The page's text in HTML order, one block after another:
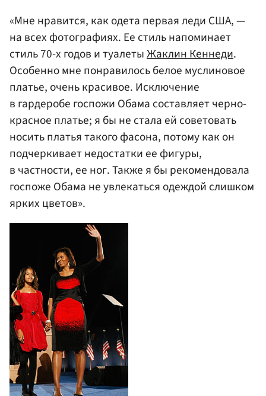
«Мне нравится, как одета первая леди США, —
на всех фотографиях. Ее стиль напоминает
стиль 70-х годов и туалетыЖаклин Кеннеди.
Особенно мне понравилось белое муслиновое
платье, очень красивое. Исключение
в гардеробе госпожи Обама составляет черно-
красное платье; я бы не стала ей советовать
носить платья такого фасона, потому как он
подчеркивает недостатки ее фигуры,
в частности, ее ног. Также я бы рекомендовала
госпоже Обама не увлекаться одеждой слишком
ярких цветов».